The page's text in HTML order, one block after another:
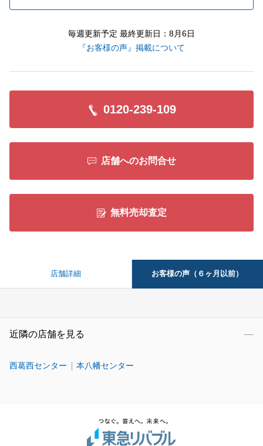
毎週更新予定 最終更新日：8月6日
『お客様の声』掲載について
0120-239-109
店舗へのお問合せ
無料売却査定
店舗詳細 お客様の声（６ヶ月以前）
近隣の店舗を見る
西葛西センター 本八幡センター